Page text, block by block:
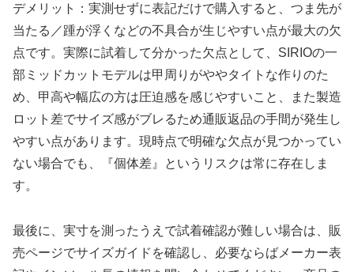
デメリット：実測せずに表記だけで購入すると、つま先が
当たる／踵が浮くなどの不具合が生じやすい点が最大の欠
点です。実際に試着して分かった欠点として、SIRIOの一
部ミッドカットモデルは甲周りがややタイトな作りのた
め、甲高や幅広の方は圧迫感を感じやすいこと、また製造
ロット差でサイズ感がブレるため通販返品の手間が発生し
やすい点があります。現時点で明確な欠点が見つかってい
ない場合でも、『個体差』というリスクは常に存在しま
す。
最後に、実寸を測ったうえで試着確認が難しい場合は、販
売ページでサイズガイドを確認し、必要ならばメーカー表